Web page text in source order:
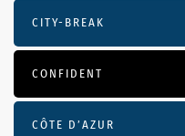
CITY-BREAK
CONFIDENT
CÔTE D’AZUR